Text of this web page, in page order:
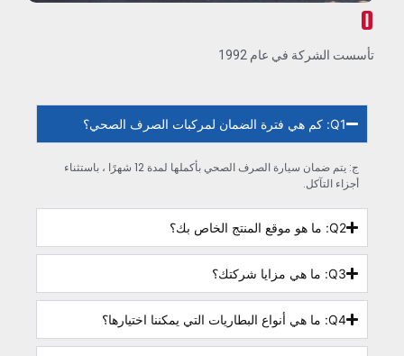
0
تأسست الشركة في عام 1992
Q1: كم هي فترة الضمان لمركبات الصرف الصحي؟
ج: يتم ضمان سيارة الصرف الصحي بأكملها لمدة 12 شهرًا ، باستثناء
أجزاء التآكل.
Q2: ما هو موقع المنتج الخاص بك؟
Q3: ما هي مزايا شركتك؟
Q4: ما هي أنواع البطاريات التي يمكننا اختيارها؟